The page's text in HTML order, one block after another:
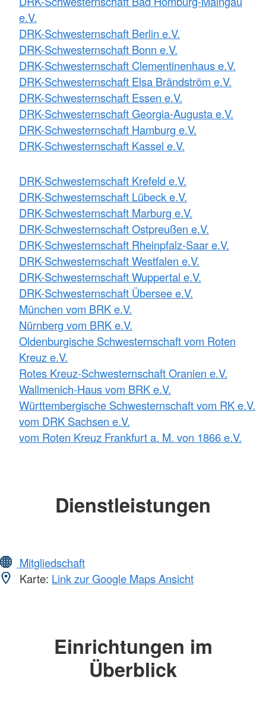
e.V.
DRK-Schwesternschaft Berlin e.V.
DRK-Schwesternschaft Bonn e.V.
DRK-Schwesternschaft Clementinenhaus e.V.
DRK-Schwesternschaft Elsa Brändström e.V.
DRK-Schwesternschaft Essen e.V.
DRK-Schwesternschaft Georgia-Augusta e.V.
DRK-Schwesternschaft Hamburg e.V.
DRK-Schwesternschaft Kassel e.V.
DRK-Schwesternschaft Krefeld e.V.
DRK-Schwesternschaft Lübeck e.V.
DRK-Schwesternschaft Marburg e.V.
DRK-Schwesternschaft Ostpreußen e.V.
DRK-Schwesternschaft Rheinpfalz-Saar e.V.
DRK-Schwesternschaft Westfalen e.V.
DRK-Schwesternschaft Wuppertal e.V.
DRK-Schwesternschaft Übersee e.V.
München vom BRK e.V.
Nürnberg vom BRK e.V.
Oldenburgische Schwesternschaft vom Roten
Kreuz e.V.
Rotes Kreuz-Schwesternschaft Oranien e.V.
Wallmenich-Haus vom BRK e.V.
Württembergische Schwesternschaft vom RK e.V.
vom DRK Sachsen e.V.
vom Roten Kreuz Frankfurt a. M. von 1866 e.V.
Dienstleistungen
Mitgliedschaft
Karte: Link zur Google Maps Ansicht
Einrichtungen im
Überblick